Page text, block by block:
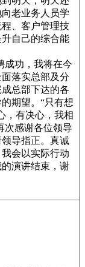
老业务人员学
、客户管理技
自己的综合能
功，我将在今
落实总部及分
总部下达的各
期望。“只有想
，有决心，我相
次感谢各位领导
导指正。真诚
会以实际行动
演讲结束，谢